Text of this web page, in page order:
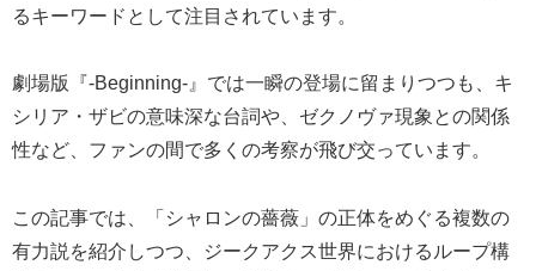
るキーワードとして注目されています。
劇場版『-Beginning-』では一瞬の登場に留まりつつも、キ
シリア・ザビの意味深な台詞や、ゼクノヴァ現象との関係
性など、ファンの間で多くの考察が飛び交っています。
この記事では、「シャロンの薔薇」の正体をめぐる複数の
有力説を紹介しつつ、ジークアクス世界におけるループ構